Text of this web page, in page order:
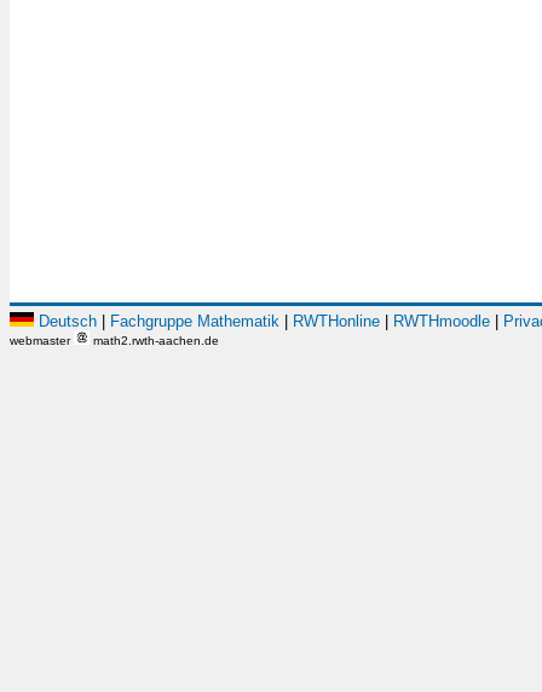
Deutsch Fachgruppe Mathematik RWTHonline RWTHmoodle
webmaster math2.rwth-aachen.de